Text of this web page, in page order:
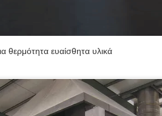
θερμότητα ευαίσθητα υλικά